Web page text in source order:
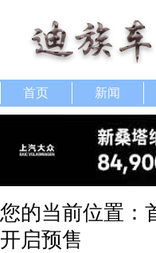
首页 新闻
您的当前位置：
开启预售